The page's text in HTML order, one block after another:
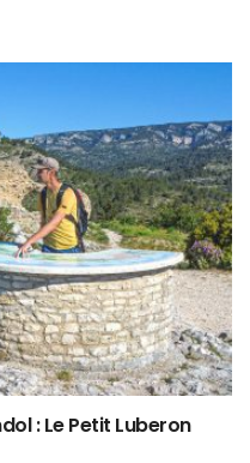
: Le Petit Luberon